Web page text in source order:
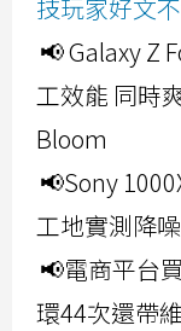
技玩家好文
📢 Galaxy Z
工效能 同時
Bloom
📢Sony
工地實測降
📢電商平台
環44次還帶